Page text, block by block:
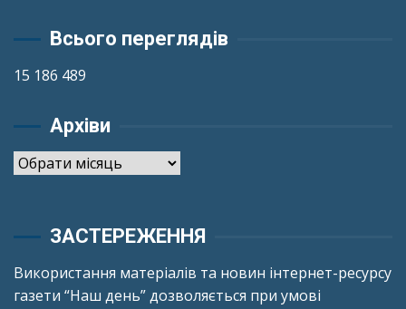
Всього переглядів
15 186 489
Архіви
Архіви
ЗАСТЕРЕЖЕННЯ
Використання матеріалів та новин інтернет-ресурсу
газети “Наш день” дозволяється при умові